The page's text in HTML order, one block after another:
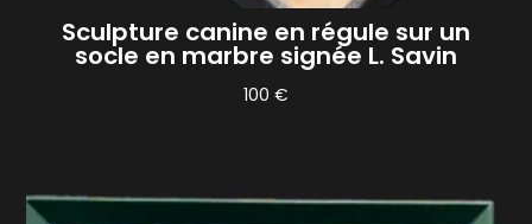
Sculpture canine en régule sur un
socle en marbre signée L. Savin
100 €